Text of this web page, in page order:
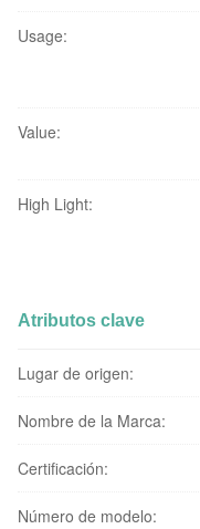
Usage:
Value:
High Light:
Atributos clave
Lugar de origen:
Nombre de la Marca:
Certificación:
Número de modelo: